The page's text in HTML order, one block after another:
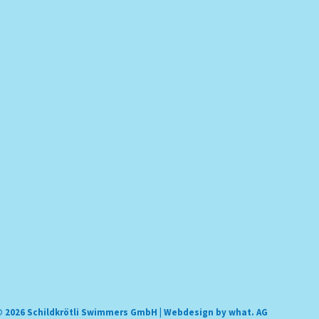
2026 Schildkrötli Swimmers GmbH | Webdesign by what. AG